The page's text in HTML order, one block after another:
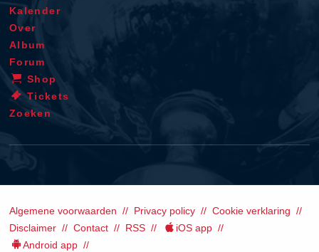
Kalender
Over
Album
Forum
Shop
Tickets
Zoeken
Algemene voorwaarden Privacy policy
Cookie verklaring
Disclaimer
Contact RSS
iOS app
Android app